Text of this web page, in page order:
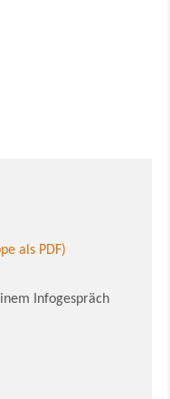
als PDF)
Infogespräch